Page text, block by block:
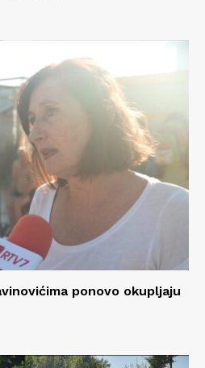
ponovo okupljaju